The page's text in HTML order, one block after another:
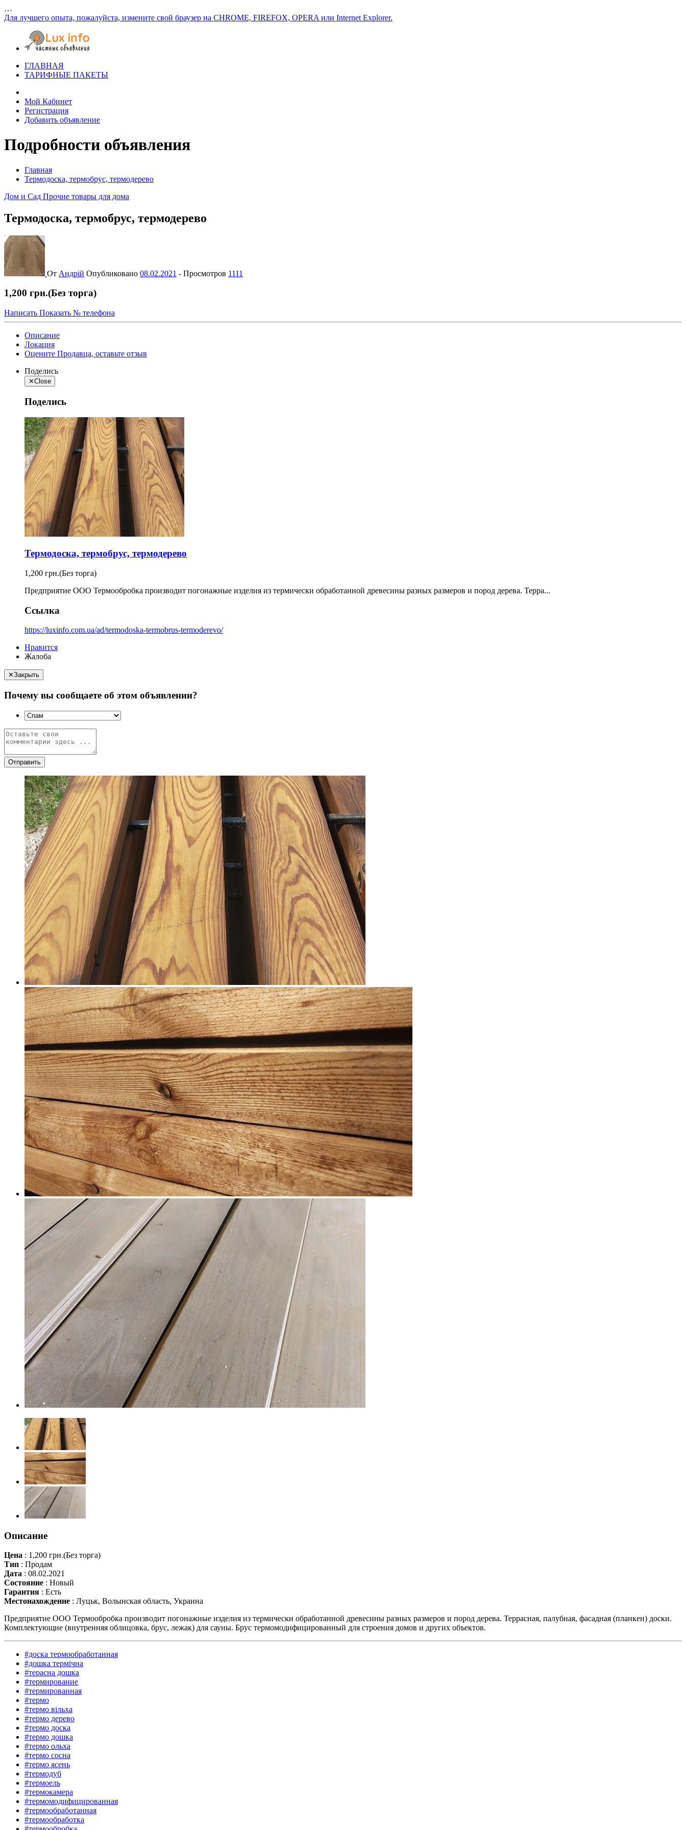
…
Для лучшего опыта, пожалуйста, измените свой браузер на CHROME, FIREFOX, OPERA или Internet Explorer.
ГЛАВНАЯ
ТАРИФНЫЕ ПАКЕТЫ
Мой Кабинет
Регистрация
Добавить объявление
Подробности объявления
Главная
Термодоска, термобрус, термодерево
Дом и Сад Прочие товары для дома
Термодоска, термобрус, термодерево
От Андрій Опубликовано 08.02.2021 - Просмотров 1111
1,200 грн.(Без торга)
Написать Показать № телефона
Описание
Локация
Оцените Продавца, оставьте отзыв
Поделись
✕Close
Поделись
Термодоска, термобрус, термодерево
1,200 грн.(Без торга)
Предприятие ООО Термообробка производит погонажные изделия из термически обработанной древесины разных размеров и пород дерева. Терра...
Ссылка
https://luxinfo.com.ua/ad/termodoska-termobrus-termoderevo/
Нравится
Жалоба
✕Закрыть
Почему вы сообщаете об этом объявлении?
Отправить
Описание
Цена : 1,200 грн.(Без торга)
Тип : Продам
Дата : 08.02.2021
Состояние : Новый
Гарантия : Есть
Местонахождение : Луцьк, Волынская область, Украина
Предприятие ООО Термообробка производит погонажные изделия из термически обработанной древесины разных размеров и пород дерева. Террасная, палубная, фасадная (планкен) доски.
Комплектующие (внутренняя облицовка, брус, лежак) для сауны. Брус термомодифицированный для строения домов и других объектов.
#доска термообработанная
#дошка термічна
#терасна дошка
#термирование
#термированная
#термо
#термо вільха
#термо дерево
#термо доска
#термо дошка
#термо ольха
#термо сосна
#термо ясень
#термодуб
#термоель
#термокамера
#термомодифицированная
#термообработанная
#термообработка